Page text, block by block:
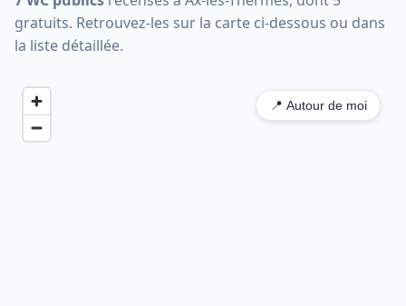
gratuits. Retrouvez-les sur la carte ci-dessous ou dans
la liste détaillée.
📍 Autour de moi